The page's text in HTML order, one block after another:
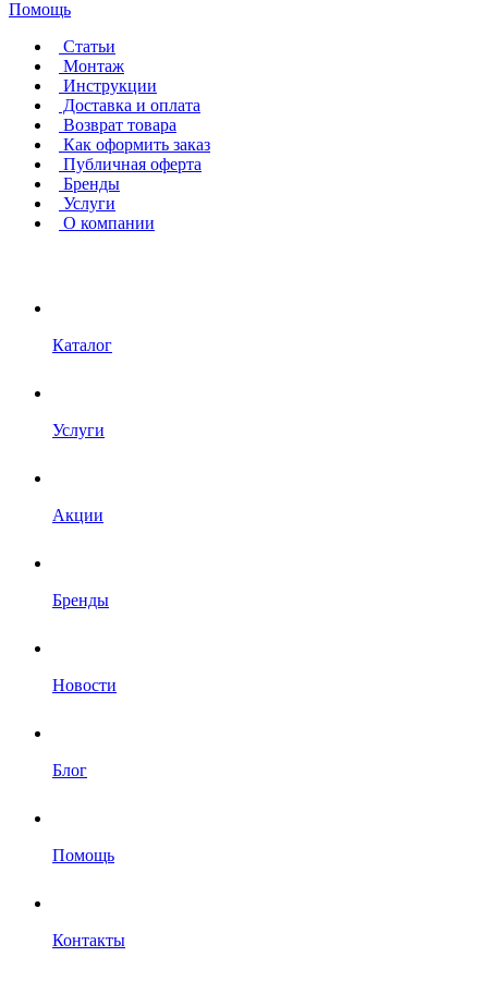
Помощь
Статьи
Монтаж
Инструкции
Доставка и оплата
Возврат товара
Как оформить заказ
Публичная оферта
Бренды
Услуги
О компании
Каталог
Услуги
Акции
Бренды
Новости
Блог
Помощь
Контакты